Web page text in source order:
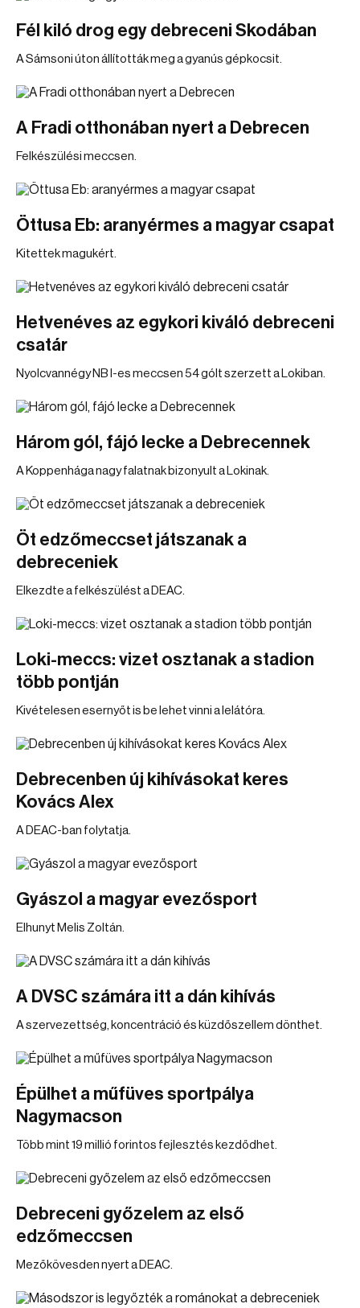
Fél kiló drog egy debreceni Skodában
A Sámsoni úton állították meg a gyanús gépkocsit.
A Fradi otthonában nyert a Debrecen
Felkészülési meccsen.
Öttusa Eb: aranyérmes a magyar csapat
Kitettek magukért.
Hetvenéves az egykori kiváló debreceni
csatár
Nyolcvannégy NB I-es meccsen 54 gólt szerzett a Lokiban.
Három gól, fájó lecke a Debrecennek
A Koppenhága nagy falatnak bizonyult a Lokinak.
Öt edzőmeccset játszanak a
debreceniek
Elkezdte a felkészülést a DEAC.
Loki-meccs: vizet osztanak a stadion
több pontján
Kivételesen esernyőt is be lehet vinni a lelátóra.
Debrecenben új kihívásokat keres
Kovács Alex
A DEAC-ban folytatja.
Gyászol a magyar evezősport
Elhunyt Melis Zoltán.
A DVSC számára itt a dán kihívás
A szervezettség, koncentráció és küzdőszellem dönthet.
Épülhet a műfüves sportpálya
Nagymacson
Több mint 19 millió forintos fejlesztés kezdődhet.
Debreceni győzelem az első
edzőmeccsen
Mezőkövesden nyert a DEAC.